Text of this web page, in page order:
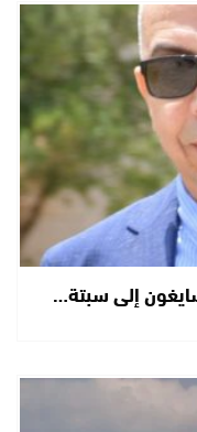
إلى سبتة…